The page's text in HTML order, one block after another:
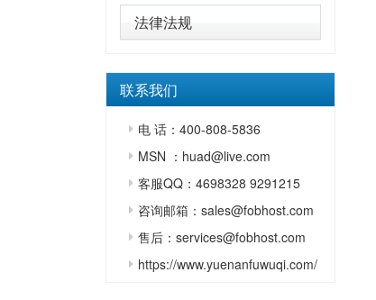
法律法规
联系我们
电 话：400-808-5836
MSN ：huad@live.com
客服QQ：4698328 9291215
咨询邮箱：sales@fobhost.com
售后：services@fobhost.com
https://www.yuenanfuwuqi.com/